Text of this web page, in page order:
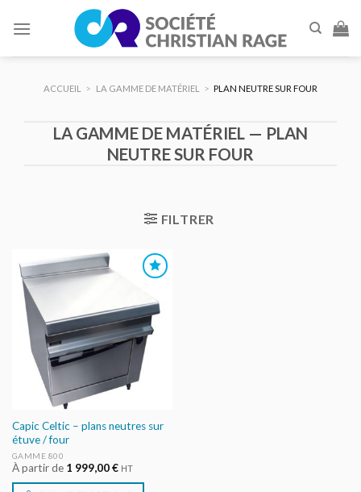
ACCUEIL > LA GAMME DE MATÉRIEL > PLAN NEUTRE SUR FOUR
LA GAMME DE MATÉRIEL — PLAN
NEUTRE SUR FOUR
FILTRER
AU DEVIS
Capic Celtic – plans neutres sur
étuve / four
GAMME 800
À partir de 1 999,00€ HT